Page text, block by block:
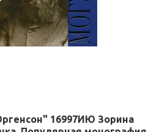
16997ИЮ Зорина